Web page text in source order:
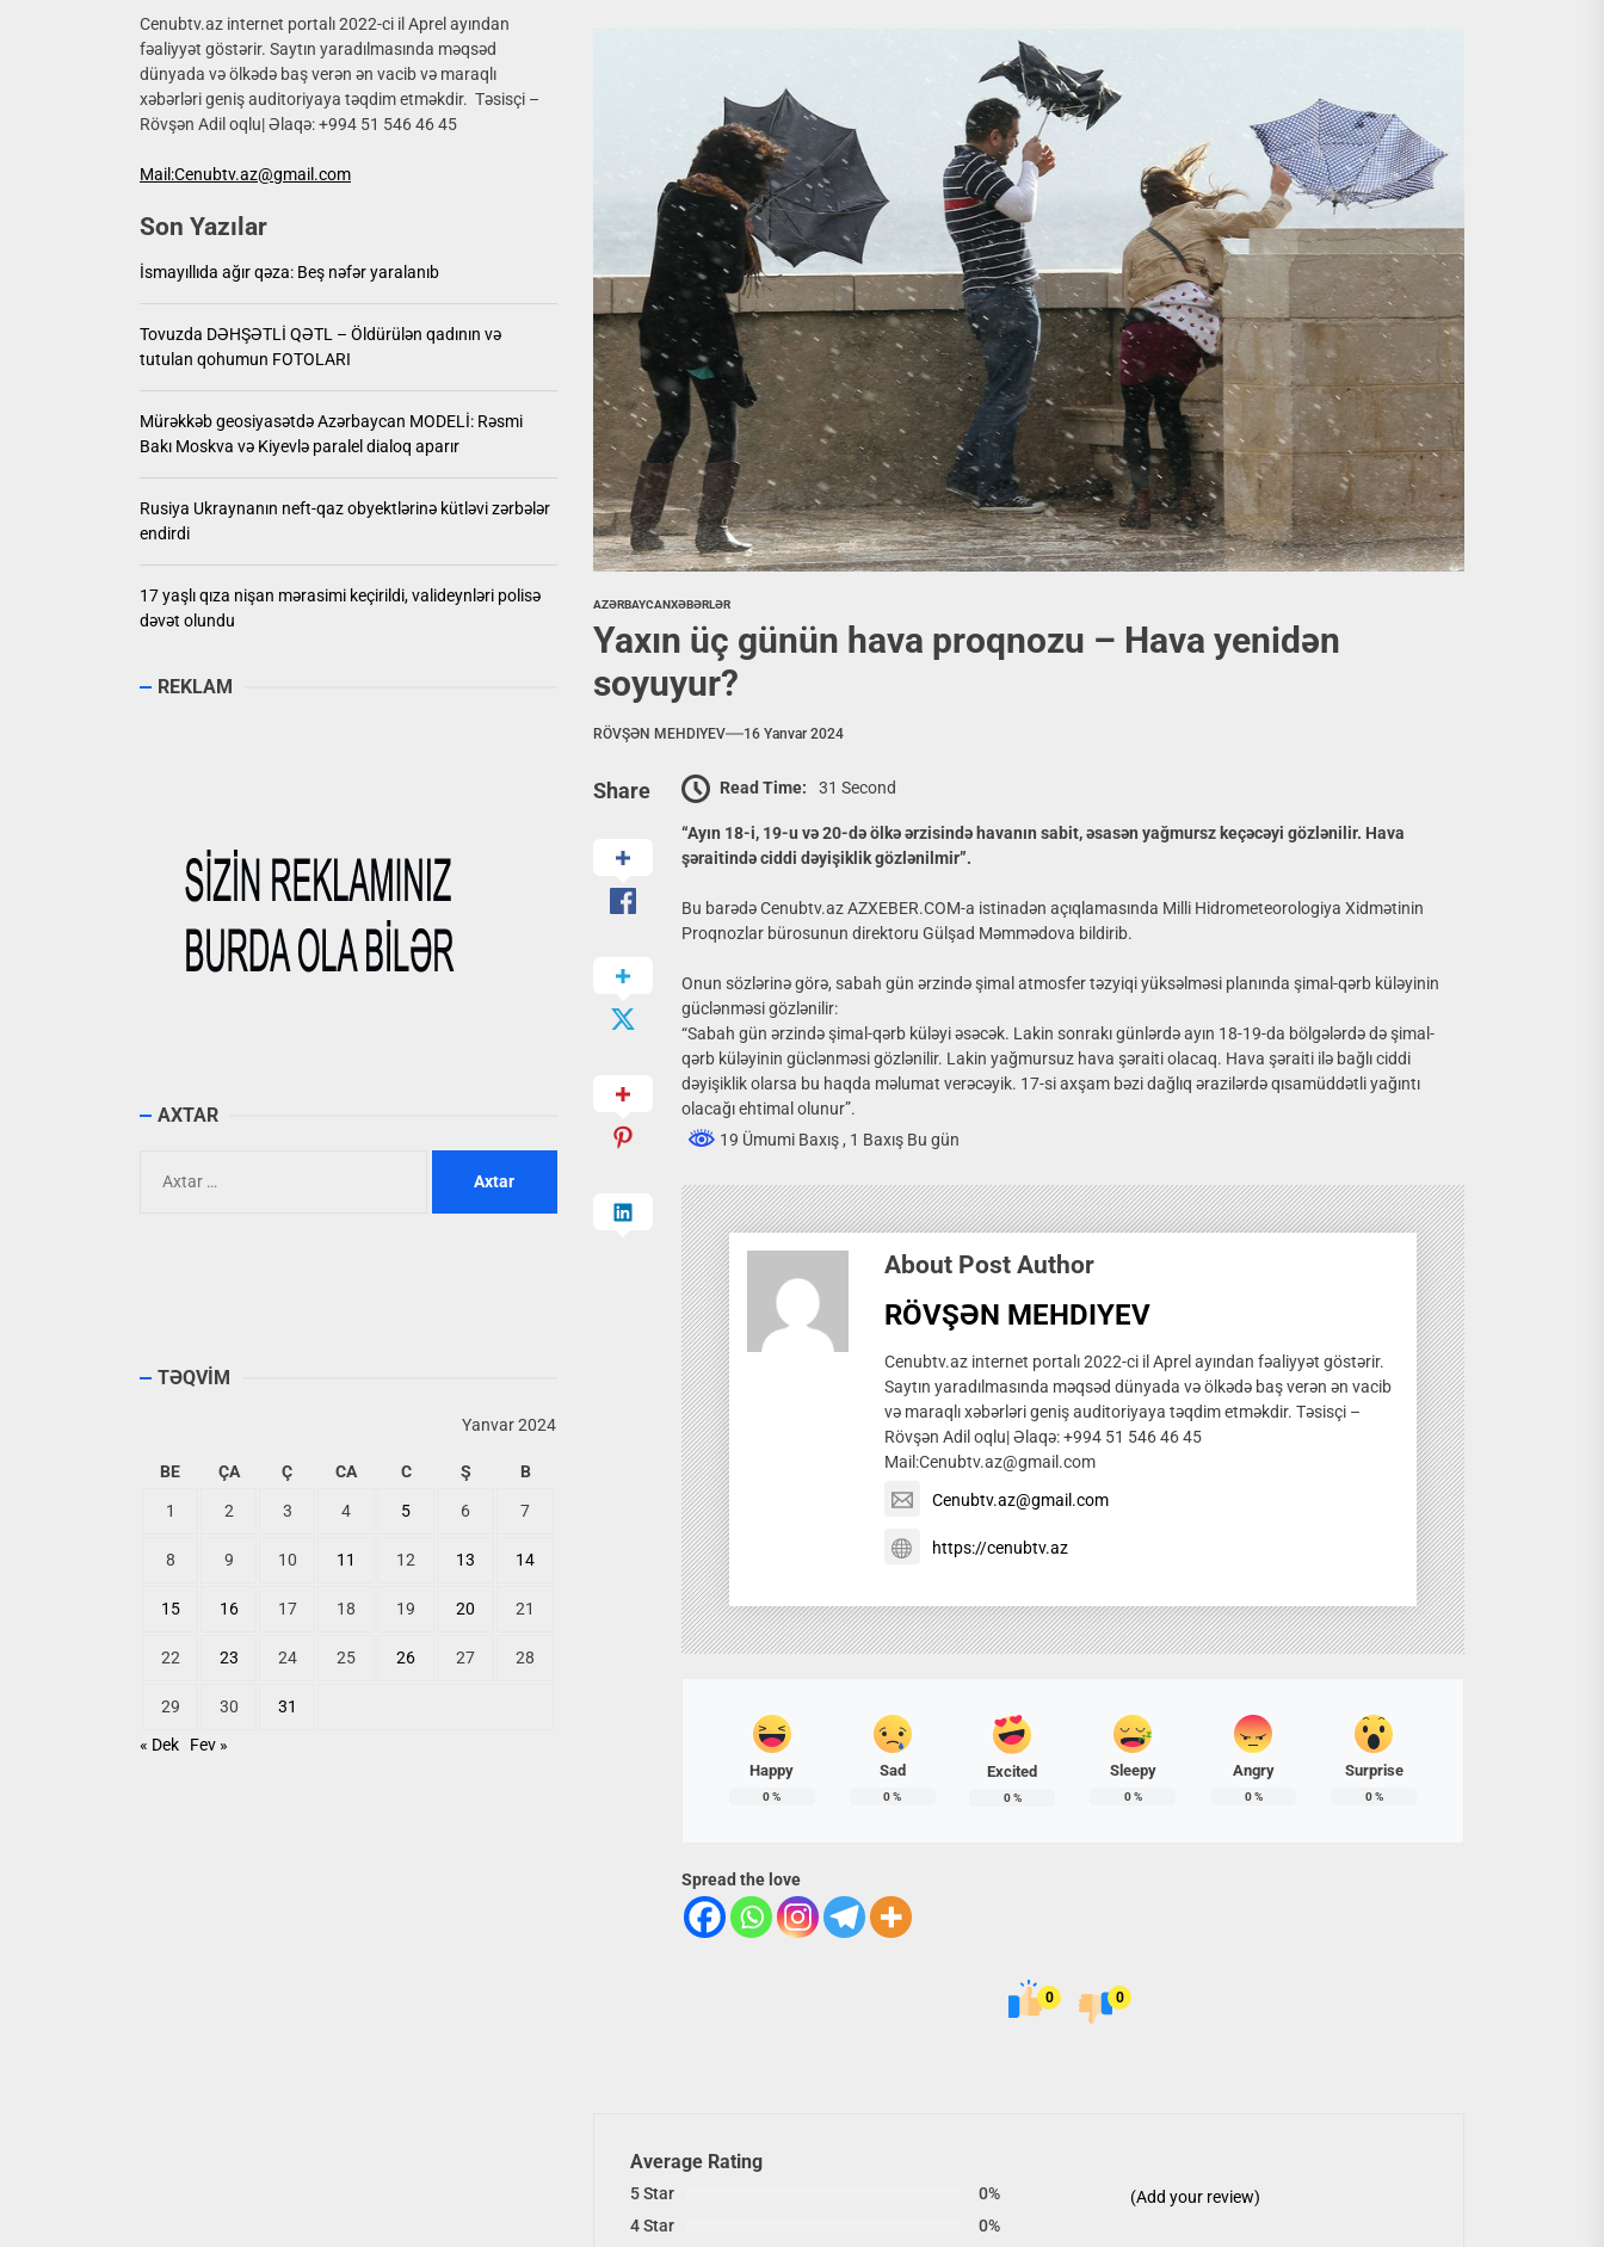
17 yaşlı qıza nişan mərasimi keçirildi, valideynləri polisə dəvət olundu
İsmayıllıda ağır qəza: Beş nəfər yaralanıb
Tovuzda DƏHŞƏTLİ QƏTL – Öldürülən qadının və tutulan qohumun FOTOLARI
Mürəkkəb geosiyasətdə Azərbaycan MODELİ: Rəsmi Bakı Moskva və Kiyevlə paralel dialoq aparır
Rusiya Ukraynanın neft-qaz obyektlərinə kütləvi zərbələr endirdi
17 yaşlı qıza nişan mərasimi keçirildi, valideynləri polisə dəvət olundu
AZƏRBAYCANXƏBƏRLƏR
Yaxın üç günün hava proqnozu – Hava yenidən
soyuyur?
RÖVŞƏN MEHDIYEV 16 Yanvar 2024
Share Read Time: 31 Second
“Ayın 18-i, 19-u və 20-də ölkə ərzisində havanın sabit, əsasən yağmursz keçəcəyi gözlənilir. Hava
şəraitində ciddi dəyişiklik gözlənilmir”.
Bu barədə Cenubtv.az AZXEBER.COM-a istinadən açıqlamasında Milli Hidrometeorologiya Xidmətinin
Proqnozlar bürosunun direktoru Gülşad Məmmədova bildirib.
Onun sözlərinə görə, sabah gün ərzində şimal atmosfer təzyiqi yüksəlməsi planında şimal-qərb küləyinin
güclənməsi gözlənilir:
“Sabah gün ərzində şimal-qərb küləyi əsəcək. Lakin sonrakı günlərdə ayın 18-19-da bölgələrdə də şimal-
qərb küləyinin güclənməsi gözlənilir. Lakin yağmursuz hava şəraiti olacaq. Hava şəraiti ilə bağlı ciddi
dəyişiklik olarsa bu haqda məlumat verəcəyik. 17-si axşam bəzi dağlıq ərazilərdə qısamüddətli yağıntı
olacağı ehtimal olunur”.
19 Ümumi Baxış , 1 Baxış Bu gün
About Post Author
RÖVŞƏN MEHDIYEV
Cenubtv.az internet portalı 2022-ci il Aprel ayından fəaliyyət göstərir.
Saytın yaradılmasında məqsəd dünyada və ölkədə baş verən ən vacib
və maraqlı xəbərləri geniş auditoriyaya təqdim etməkdir. Təsisçi –
Rövşən Adil oqlu| Əlaqə: +994 51 546 46 45
Mail:Cenubtv.az@gmail.com
Cenubtv.az@gmail.com
https://cenubtv.az
Happy
0%
Sad
0%
Excited
0%
Sleepy
0%
Angry
0%
Surprise
0%
Spread the love
0 0
Average Rating
5 Star
0%
4 Star
0%
(Add your review)
Cenubtv.az internet portalı 2022-ci il Aprel ayından
fəaliyyət göstərir. Saytın yaradılmasında məqsəd
dünyada və ölkədə baş verən ən vacib və maraqlı
xəbərləri geniş auditoriyaya təqdim etməkdir. Təsisçi –
Rövşən Adil oqlu| Əlaqə: +994 51 546 46 45
Mail:Cenubtv.az@gmail.com
Son Yazılar
İsmayıllıda ağır qəza: Beş nəfər yaralanıb
Tovuzda DƏHŞƏTLİ QƏTL – Öldürülən qadının və
tutulan qohumun FOTOLARI
Mürəkkəb geosiyasətdə Azərbaycan MODELİ: Rəsmi
Bakı Moskva və Kiyevlə paralel dialoq aparır
Rusiya Ukraynanın neft-qaz obyektlərinə kütləvi zərbələr
endirdi
17 yaşlı qıza nişan mərasimi keçirildi, valideynləri polisə
dəvət olundu
REKLAM
AXTAR
TƏQVİM
Yanvar 2024
BE ÇA Ç CA C Ş B
1 2 3 4 5 6 7
8 9 10 11 12 13 14
15 16 17 18 19 20 21
22 23 24 25 26 27 28
29 30
31
« Dek
Fev »